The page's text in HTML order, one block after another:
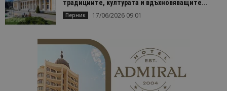
традициите, културата и вдъхновяващите...
Перник 17/06/2026 09:01
1 месец
се
_ga_WXPDN4HSCV
.bgtourism.bg
1 месец